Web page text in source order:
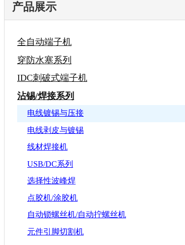
产品展示
全自动端子机
穿防水塞系列
IDC刺破式端子机
沾锡/焊接系列
电线镀锡与压接
电线剥皮与镀锡
线材焊接机
USB/DC系列
选择性波峰焊
点胶机/涂胶机
自动锁螺丝机/自动拧螺丝机
元件引脚切割机